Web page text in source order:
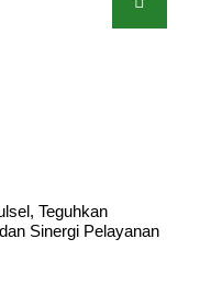
Teguhkan
Sinergi Pelayanan